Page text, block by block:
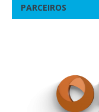
PARCEIROS